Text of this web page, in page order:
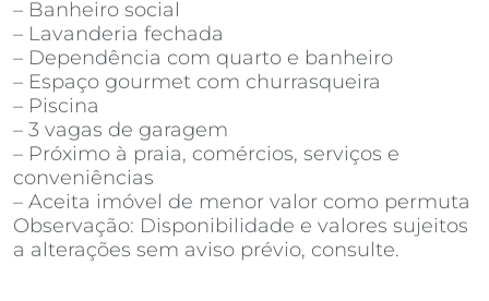
– Banheiro social
– Lavanderia fechada
– Dependência com quarto e banheiro
– Espaço gourmet com churrasqueira
– Piscina
– 3 vagas de garagem
– Próximo à praia, comércios, serviços e
conveniências
– Aceita imóvel de menor valor como permuta
Observação: Disponibilidade e valores sujeitos
a alterações sem aviso prévio, consulte.